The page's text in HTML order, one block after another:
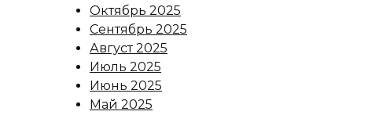
Октябрь 2025
Сентябрь 2025
Август 2025
Июль 2025
Июнь 2025
Май 2025